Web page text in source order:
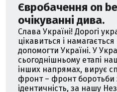
Євробачення on
очікуванні дива.
Слава Україні! Дорогі
цікавиться і
допомогти Україні. У
сьогоднішньому етапі
інших напрямах, вирує
фронт – фронт боротьби
ідентичність, за нашу